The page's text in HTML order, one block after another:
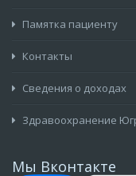
Памятка пациенту
Контакты
Сведения о доходах
Здравоохранение
Мы Вконтакте